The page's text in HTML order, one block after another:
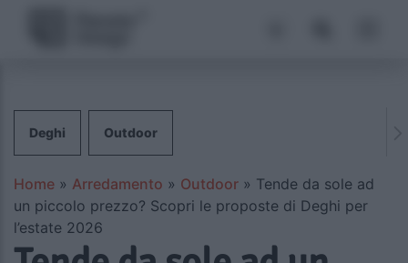
Deghi Outdoor
Home » Arredamento » Outdoor » Tende da sole ad
un piccolo prezzo? Scopri le proposte di Deghi per
l’estate 2026